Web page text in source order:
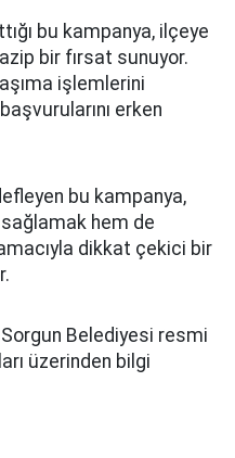
bu kampanya, ilçeye
bir fırsat sunuyor.
işlemlerini
erken
bu kampanya,
sağlamak hem de
dikkat çekici bir
Belediyesi resmi
üzerinden bilgi